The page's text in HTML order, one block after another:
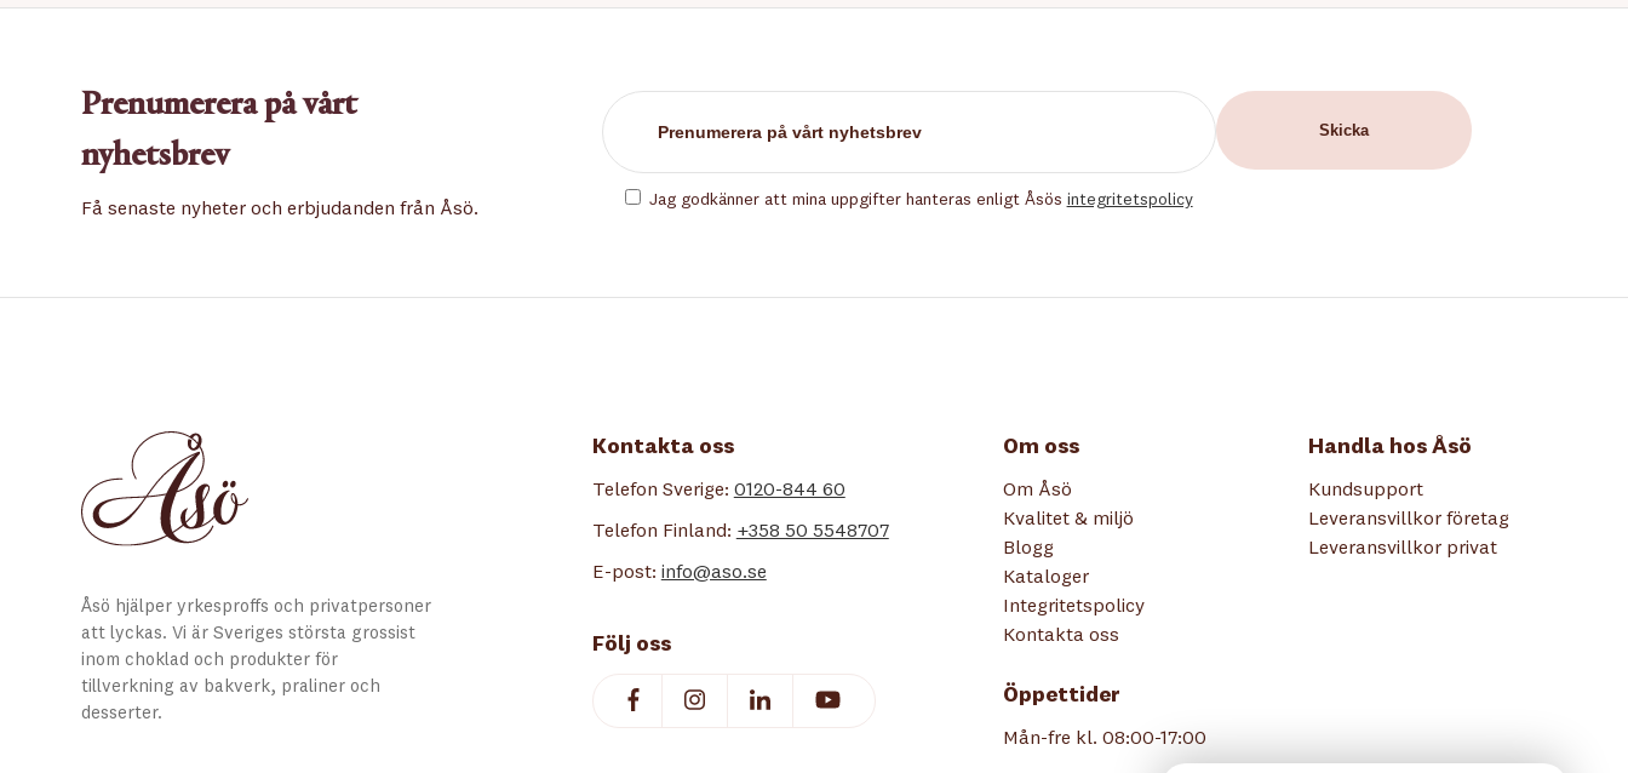
Prenumerera på vårt
nyhetsbrev
Få senaste nyheter och erbjudanden från Åsö. Jag godkänner att mina uppgifter hanteras enligt Åsös integritetspolicy
Åsö hjälper yrkesproffs och privatpersoner
att lyckas. Vi är Sveriges största grossist
inom choklad och produkter för
tillverkning av bakverk, praliner och
desserter.
Kontakta oss
Telefon Sverige: 0120-844 60
Telefon Finland: +358 50 5548707
E-post: info@aso.se
Följ oss
Om oss
Om Åsö
Kvalitet & miljö
Blogg
Kataloger
Integritetspolicy
Kontakta oss
Öppettider
Mån-fre kl. 08:00-17:00
Handla hos Åsö
Kundsupport
Leveransvillkor företag
Leveransvillkor privat